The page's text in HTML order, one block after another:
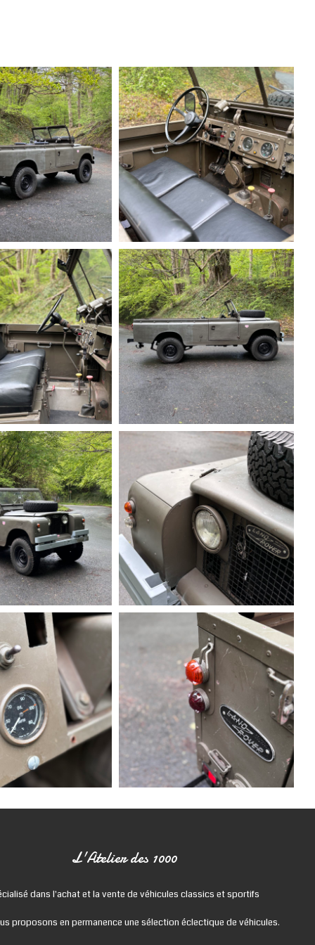
L'Atelier des 1000
dans l'achat et la vente de véhicules classics et sportifs
proposons en permanence une sélection éclectique de véhicules.